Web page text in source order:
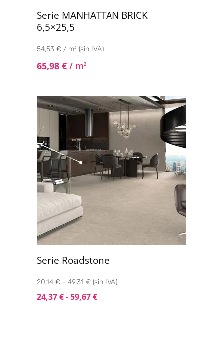
Serie MANHATTAN BRICK
6,5×25,5
54,53 € / m² (sin IVA)
65,98 € / m2
Serie Roadstone
20,14 € - 49,31 € (sin IVA)
24,37€-59,67€